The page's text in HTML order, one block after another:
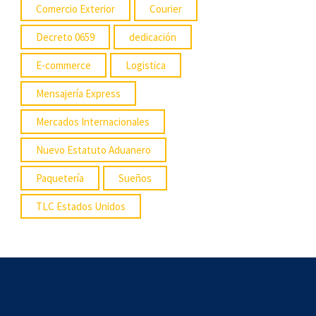
Comercio Exterior Courier
Decreto 0659 dedicación
E-commerce Logistica
Mensajería Express
Mercados Internacionales
Nuevo Estatuto Aduanero
Paquetería Sueños
TLC Estados Unidos